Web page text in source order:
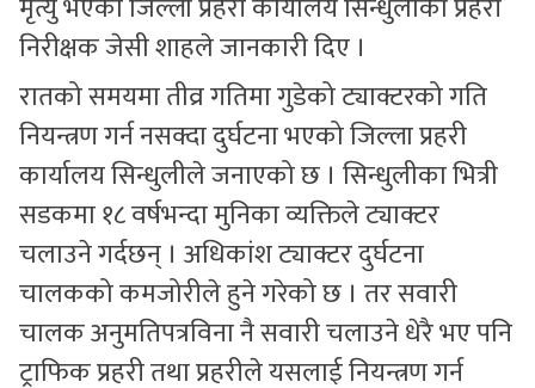
निरीक्षक जेसी शाहले जानकारी दिए ।
रातको समयमा तीव्र गतिमा गुडेको ट्याक्टरको गति
नियन्त्रण गर्न नसक्दा दुर्घटना भएको जिल्ला प्रहरी
कार्यालय सिन्धुलीले जनाएको छ । सिन्धुलीका भित्री
सडकमा १८ वर्षभन्दा मुनिका व्यक्तिले ट्याक्टर
चलाउने गर्दछन् । अधिकांश ट्याक्टर दुर्घटना
चालकको कमजोरीले हुने गरेको छ । तर सवारी
चालक अनुमतिपत्रविना नै सवारी चलाउने धेरै भए पनि
ट्राफिक प्रहरी तथा प्रहरीले यसलाई नियन्त्रण गर्न